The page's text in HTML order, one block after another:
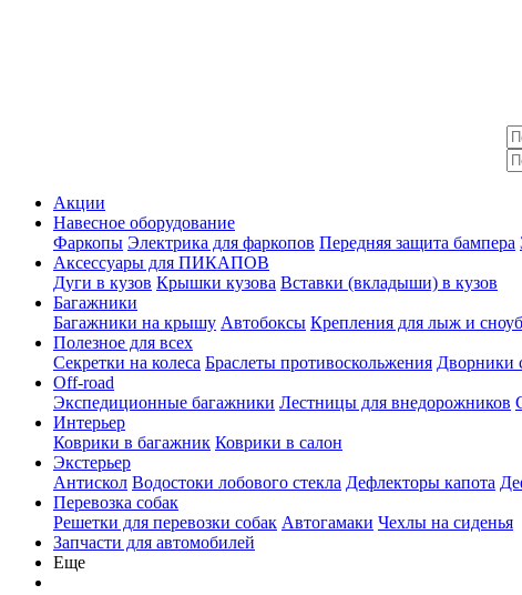
Акции
Навесное оборудование
Фаркопы Электрика для фаркопов Передняя защита бампера
Аксессуары для ПИКАПОВ
Дуги в кузов Крышки кузова Вставки (вкладыши) в кузов
Багажники
Багажники на крышу Автобоксы Крепления для лыж и
Полезное для всех
Секретки на колеса Браслеты противоскольжения Дворники
Off-road
Экспедиционные багажники Лестницы для внедорожников
Интерьер
Коврики в багажник Коврики в салон
Экстерьер
Антискол Водостоки лобового стекла Дефлекторы капота
Перевозка собак
Решетки для перевозки собак Автогамаки Чехлы на сиденья
Запчасти для автомобилей
Еще